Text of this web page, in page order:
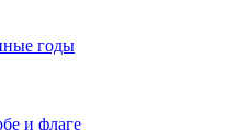
годы
и флаге